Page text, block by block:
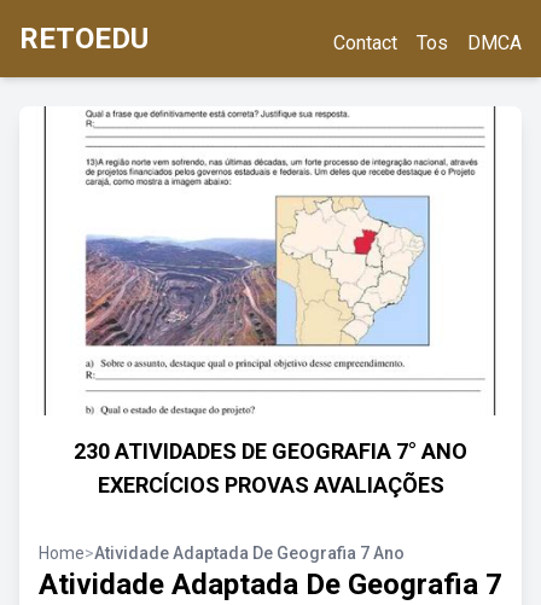
RETOEDU Contact Tos DMCA
230 ATIVIDADES DE GEOGRAFIA 7° ANO
EXERCÍCIOS PROVAS AVALIAÇÕES
Home>Atividade Adaptada De Geografia 7 Ano
Atividade Adaptada De Geografia 7